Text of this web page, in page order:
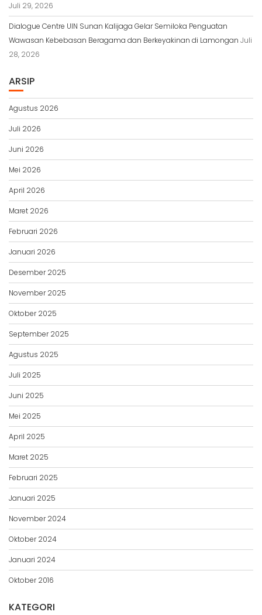
Juli 29, 2026
Dialogue Centre UIN Sunan Kalijaga Gelar Semiloka Penguatan
Wawasan Kebebasan Beragama dan Berkeyakinan di Lamongan Juli
28, 2026
ARSIP
Agustus 2026
Juli 2026
Juni 2026
Mei 2026
April 2026
Maret 2026
Februari 2026
Januari 2026
Desember 2025
November 2025
Oktober 2025
September 2025
Agustus 2025
Juli 2025
Juni 2025
Mei 2025
April 2025
Maret 2025
Februari 2025
Januari 2025
November 2024
Oktober 2024
Januari 2024
Oktober 2016
KATEGORI